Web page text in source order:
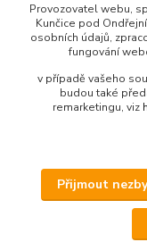
© 2016
Provozovatel webu,
Kunčice pod
osobních údajů,
fungování
v případě vašeho
budou také
remarketingu, viz
Přijmout